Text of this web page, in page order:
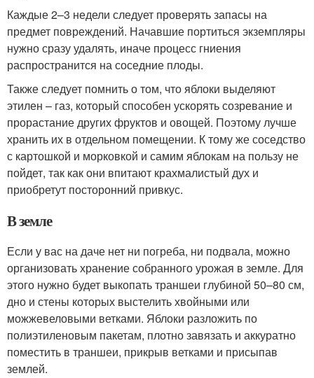
Каждые 2–3 недели следует проверять запасы на
предмет повреждений. Начавшие портиться экземпляры
нужно сразу удалять, иначе процесс гниения
распространится на соседние плоды.
Также следует помнить о том, что яблоки выделяют
этилен – газ, который способен ускорять созревание и
прорастание других фруктов и овощей. Поэтому лучше
хранить их в отдельном помещении. К тому же соседство
с картошкой и морковкой и самим яблокам на пользу не
пойдет, так как они впитают крахмалистый дух и
приобретут посторонний привкус.
В земле
Если у вас на даче нет ни погреба, ни подвала, можно
организовать хранение собранного урожая в земле. Для
этого нужно будет выкопать траншеи глубиной 50–80 см,
дно и стены которых выстелить хвойными или
можжевеловыми ветками. Яблоки разложить по
полиэтиленовым пакетам, плотно завязать и аккуратно
поместить в траншеи, прикрыв ветками и присыпав
землей.